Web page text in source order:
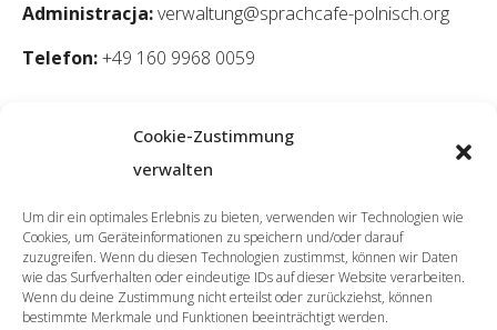
Cookie-Zustimmung
verwalten
Um dir ein optimales Erlebnis zu bieten, verwenden wir Technologien wie
Cookies, um Geräteinformationen zu speichern und/oder darauf
zuzugreifen. Wenn du diesen Technologien zustimmst, können wir Daten
wie das Surfverhalten oder eindeutige IDs auf dieser Website verarbeiten.
Wenn du deine Zustimmung nicht erteilst oder zurückziehst, können
bestimmte Merkmale und Funktionen beeinträchtigt werden.
Administracja:verwaltung@sprachcafe-polnisch.org
Telefon:+49 160 9968 0059